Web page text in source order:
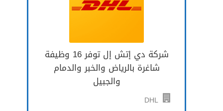
شركة دي إتش إل توفر 16 وظيفة
شاغرة بالرياض والخبر والدمام
والجبيل
DHL